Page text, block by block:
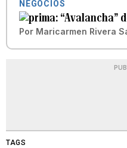
NEGOCIOS
“Avalancha”
Por Maricarmen Rivera
TAGS